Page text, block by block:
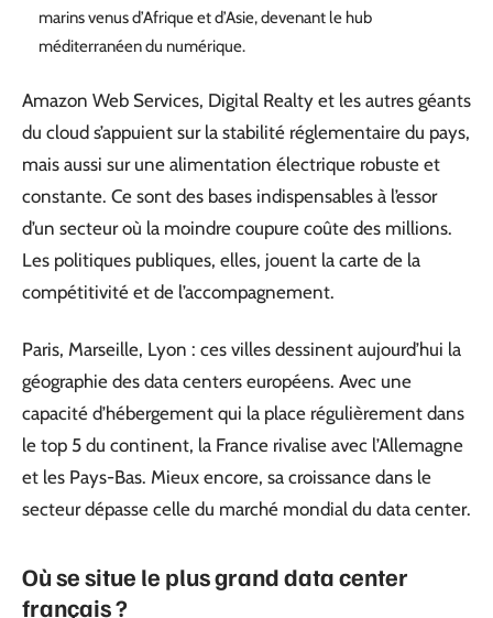
marins venus d’Afrique et d’Asie, devenant le hub
méditerranéen du numérique.
Amazon Web Services, Digital Realty et les autres géants
du cloud s’appuient sur la stabilité réglementaire du pays,
mais aussi sur une alimentation électrique robuste et
constante. Ce sont des bases indispensables à l’essor
d’un secteur où la moindre coupure coûte des millions.
Les politiques publiques, elles, jouent la carte de la
compétitivité et de l’accompagnement.
Paris, Marseille, Lyon : ces villes dessinent aujourd’hui la
géographie des data centers européens. Avec une
capacité d’hébergement qui la place régulièrement dans
le top 5 du continent, la France rivalise avec l’Allemagne
et les Pays-Bas. Mieux encore, sa croissance dans le
secteur dépasse celle du marché mondial du data center.
Où se situe le plus grand data center
français ?